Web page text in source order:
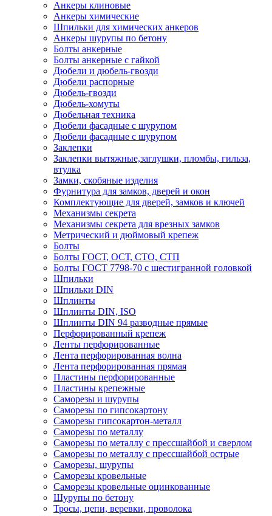
Анкеры клиновые
Анкеры химические
Шпильки для химических анкеров
Анкеры шурупы по бетону
Болты анкерные
Болты анкерные с гайкой
Дюбели и дюбель-гвозди
Дюбели распорные
Дюбель-гвозди
Дюбель-хомуты
Дюбельная техника
Дюбели фасадные с шурупом
Дюбели фасадные с шурупом
Заклепки
Заклепки вытяжные,заглушки, пломбы, гильза,
втулка
Замки, скобяные изделия
Фурнитура для замков, дверей и окон
Комплектующие для дверей, замков и ключей
Механизмы секрета
Механизмы секрета для врезных замков
Метрический и дюймовый крепеж
Болты
Болты ГОСТ, ОСТ, СТО, СТП
Болты ГОСТ 7798-70 с шестигранной головкой
Шпильки
Шпильки DIN
Шплинты
Шплинты DIN, ISO
Шплинты DIN 94 разводные прямые
Перфорированный крепеж
Ленты перфорированные
Лента перфорированная волна
Лента перфорированная прямая
Пластины перфорированные
Пластины крепежные
Саморезы и шурупы
Саморезы по гипсокартону
Саморезы гипсокартон-металл
Саморезы по металлу
Саморезы по металлу с прессшайбой и сверлом
Саморезы по металлу с прессшайбой острые
Саморезы, шурупы
Саморезы кровельные
Саморезы кровельные оцинкованные
Шурупы по бетону
Тросы, цепи, веревки, проволока